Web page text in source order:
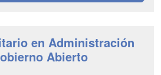
en Administración
Abierto